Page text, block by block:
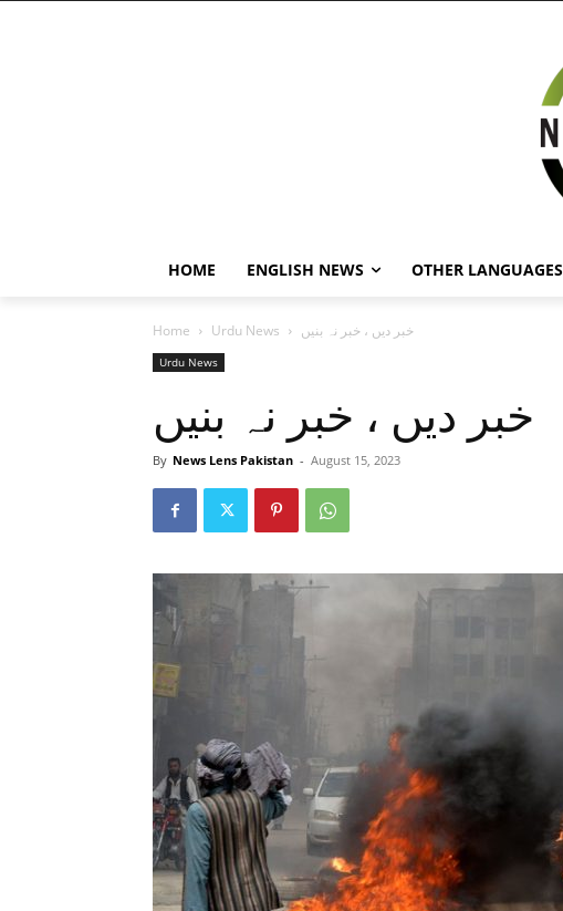
HOME ENGLISH NEWS OTHER LANGUAGES
Home Urdu News خبر دیں ، خبر نہ بنیں
Urdu News
خبر دیں ، خبر نہ بنیں
By News Lens Pakistan - August 15, 2023